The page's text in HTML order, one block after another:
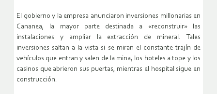
El gobierno y la empresa anunciaron inversiones millonarias en
Cananea, la mayor parte destinada a «reconstruir» las
instalaciones y ampliar la extracción de mineral. Tales
inversiones saltan a la vista si se miran el constante trajín de
vehículos que entran y salen de la mina, los hoteles a tope y los
casinos que abrieron sus puertas, mientras el hospital sigue en
construcción.